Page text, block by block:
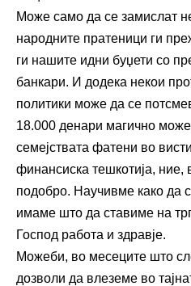
Може само да се замислат
народните пратеници ги
ги нашите идни буџети со
банкари. И додека некои
политики може да се
18.000 денари магично може
семејствата фатени во
финансиска тешкотија, ние,
подобро. Научивме како да
имаме што да ставиме на
Господ работа и здравје.
Можеби, во месеците што
дозволи да влеземе во